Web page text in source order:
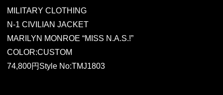
MILITARY CLOTHING
N-1 CIVILIAN JACKET
MARILYN MONROE “MISS N.A.S.!”
COLOR:CUSTOM
74,800円Style No:TMJ1803